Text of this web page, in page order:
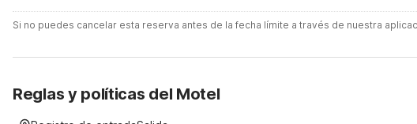
Si no puedes cancelar esta reserva antes de la fecha límite a través de nuestra
Reglas y políticas del Motel